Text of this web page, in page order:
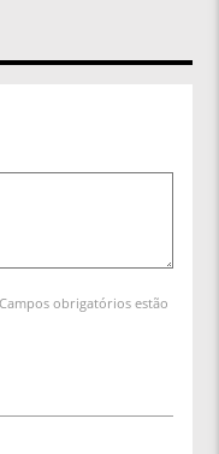
obrigatórios estão